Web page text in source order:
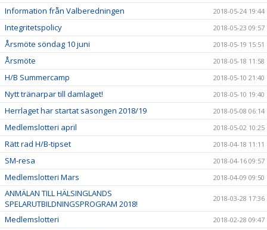
Information från Valberedningen 2018-05-24 19:44
Integritetspolicy 2018-05-23 09:57
Årsmöte söndag 10 juni 2018-05-19 15:51
Årsmöte 2018-05-18 11:58
H/B Summercamp 2018-05-10 21:40
Nytt tränarpar till damlaget! 2018-05-10 19:40
Herrlaget har startat säsongen 2018/19 2018-05-08 06:14
Medlemslotteri april 2018-05-02 10:25
Rätt rad H/B-tipset 2018-04-18 11:11
SM-resa 2018-04-16 09:57
Medlemslotteri Mars 2018-04-09 09:50
ANMÄLAN TILL HÄLSINGLANDS
SPELARUTBILDNINGSPROGRAM 2018!
2018-03-28 17:36
Medlemslotteri 2018-02-28 09:47